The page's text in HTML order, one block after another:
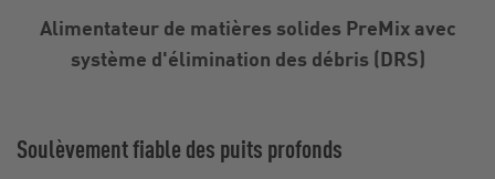
Alimentateur de matières solides PreMix avec
système d'élimination des débris (DRS)
Soulèvement fiable des puits profonds